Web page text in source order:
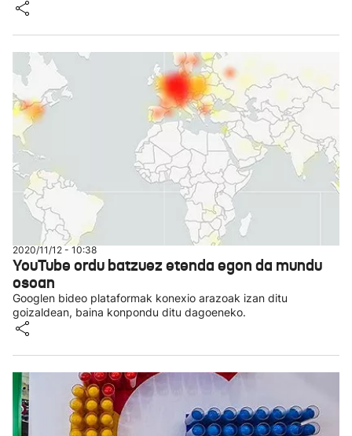
2020/11/12 - 10:38
YouTube ordu batzuez etenda egon da mundu
osoan
Googlen bideo plataformak konexio arazoak izan ditu
goizaldean, baina konpondu ditu dagoeneko.